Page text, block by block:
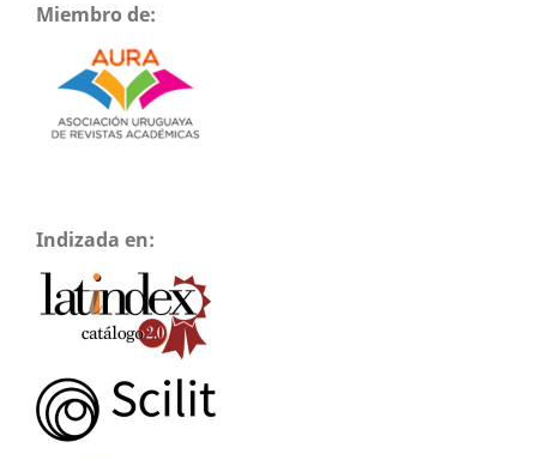
Miembro de:
Indizada en: